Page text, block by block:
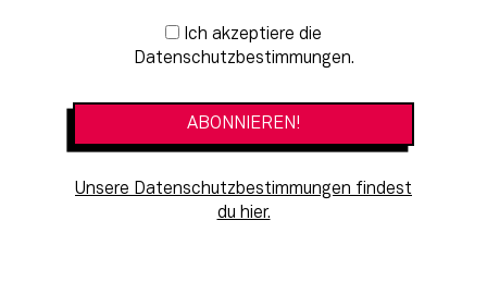
Newsletter-Anmeldung
Datenschutzbestimmungen.
Unsere Datenschutzbestimmungen findest
du hier.